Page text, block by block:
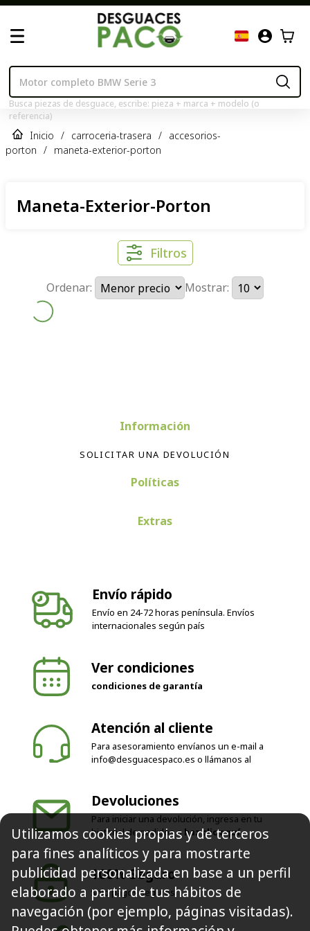
Busca piezas de desguace, escribe: pieza + marca + modelo (o
referencia)
Inicio / carroceria-trasera / accesorios-
porton / maneta-exterior-porton
Maneta-Exterior-Porton
Filtros
Ordenar: Mostrar:
Información
SOLICITAR UNA DEVOLUCIÓN
Políticas
Extras
Envío rápido
Envío en 24-72 horas península. Envíos
internacionales según país
Ver condiciones
condiciones de garantía
Atención al cliente
Para asesoramiento envíanos un e-mail a
info@desguacespaco.es o llámanos al
Devoluciones
Para iniciar una devolución, ingresa en tu
historial de pedidos o haz clic aquí
100% Seguro
Solo pagos seguros
Utilizamos cookies propias y de terceros
para fines analíticos y para mostrarte
publicidad personalizada en base a un perfil
elaborado a partir de tus hábitos de
navegación (por ejemplo, páginas visitadas).